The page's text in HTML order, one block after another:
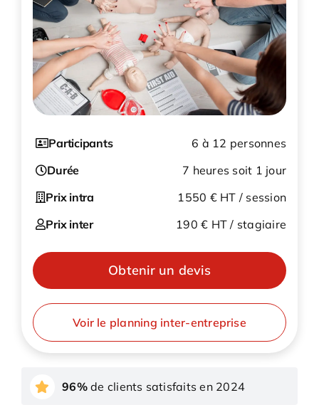
96%de clients satisfaits en 2024
Participants
6 à 12 personnes
Durée
7 heures soit 1 jour
Prix intra
1550 € HT / session
Prix inter
190 € HT / stagiaire
Obtenir un devis
Voir le planning inter-entreprise